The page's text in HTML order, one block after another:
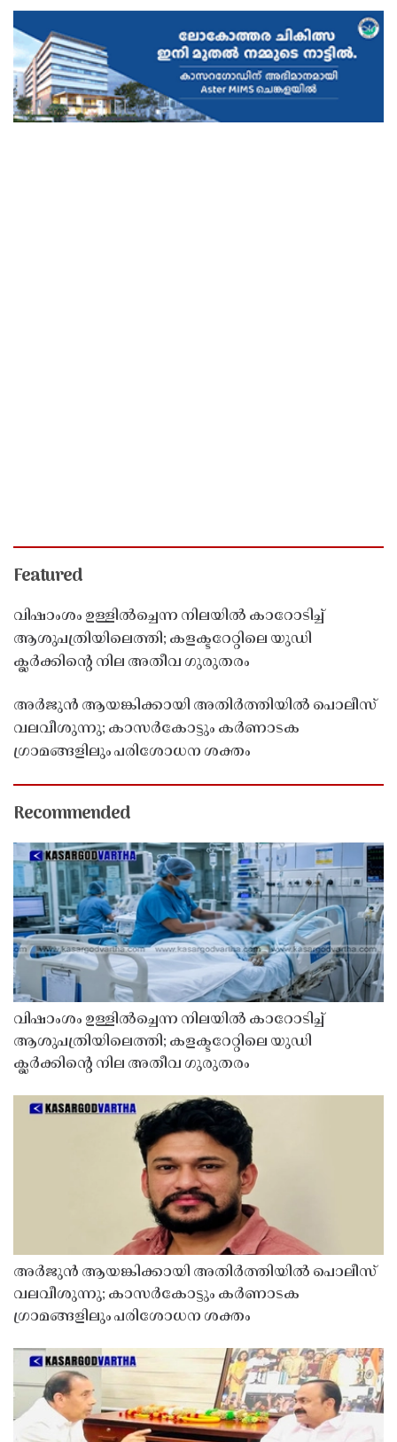
Featured
വിഷാംശം ഉള്ളിൽച്ചെന്ന നിലയിൽ കാറോടിച്ച്
ആശുപത്രിയിലെത്തി; കളക്ടറേറ്റിലെ യുഡി
ക്ലർക്കിൻ്റെ നില അതീവ ഗുരുതരം
അർജുൻ ആയങ്കിക്കായി അതിർത്തിയിൽ പൊലീസ്
വലവീശുന്നു; കാസർകോട്ടും കർണാടക
ഗ്രാമങ്ങളിലും പരിശോധന ശക്തം
Recommended
വിഷാംശം ഉള്ളിൽച്ചെന്ന നിലയിൽ കാറോടിച്ച്
ആശുപത്രിയിലെത്തി; കളക്ടറേറ്റിലെ യുഡി
ക്ലർക്കിൻ്റെ നില അതീവ ഗുരുതരം
അർജുൻ ആയങ്കിക്കായി അതിർത്തിയിൽ പൊലീസ്
വലവീശുന്നു; കാസർകോട്ടും കർണാടക
ഗ്രാമങ്ങളിലും പരിശോധന ശക്തം